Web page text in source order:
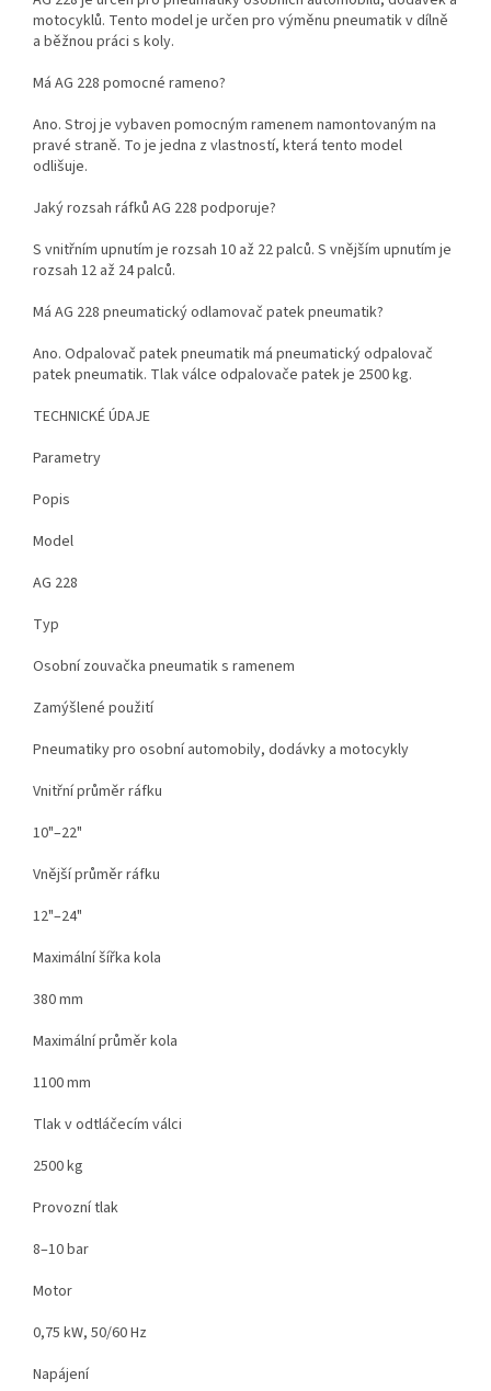
motocyklů. Tento model je určen pro výměnu pneumatik v dílně
a běžnou práci s koly.
Má AG 228 pomocné rameno?
Ano. Stroj je vybaven pomocným ramenem namontovaným na
pravé straně. To je jedna z vlastností, která tento model
odlišuje.
Jaký rozsah ráfků AG 228 podporuje?
S vnitřním upnutím je rozsah 10 až 22 palců. S vnějším upnutím je
rozsah 12 až 24 palců.
Má AG 228 pneumatický odlamovač patek pneumatik?
Ano. Odpalovač patek pneumatik má pneumatický odpalovač
patek pneumatik. Tlak válce odpalovače patek je 2500 kg.
TECHNICKÉ ÚDAJE
Parametry
Popis
Model
AG 228
Typ
Osobní zouvačka pneumatik s ramenem
Zamýšlené použití
Pneumatiky pro osobní automobily, dodávky a motocykly
Vnitřní průměr ráfku
10"–22"
Vnější průměr ráfku
12"–24"
Maximální šířka kola
380 mm
Maximální průměr kola
1100 mm
Tlak v odtláčecím válci
2500 kg
Provozní tlak
8–10 bar
Motor
0,75 kW, 50/60 Hz
Napájení